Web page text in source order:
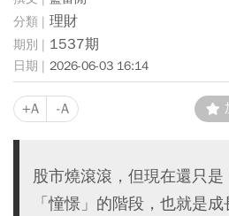
理財
1537期
2026-06-03 16:14
+A -A
股市燒滾滾，但現在還只
「憧憬」的階段，也就是